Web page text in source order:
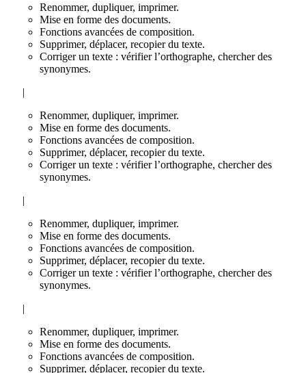
Renommer, dupliquer, imprimer.
Mise en forme des documents.
Fonctions avancées de composition.
Supprimer, déplacer, recopier du texte.
Corriger un texte : vérifier l’orthographe, chercher des
synonymes.
|
Renommer, dupliquer, imprimer.
Mise en forme des documents.
Fonctions avancées de composition.
Supprimer, déplacer, recopier du texte.
Corriger un texte : vérifier l’orthographe, chercher des
synonymes.
|
Renommer, dupliquer, imprimer.
Mise en forme des documents.
Fonctions avancées de composition.
Supprimer, déplacer, recopier du texte.
Corriger un texte : vérifier l’orthographe, chercher des
synonymes.
|
Renommer, dupliquer, imprimer.
Mise en forme des documents.
Fonctions avancées de composition.
Supprimer, déplacer, recopier du texte.